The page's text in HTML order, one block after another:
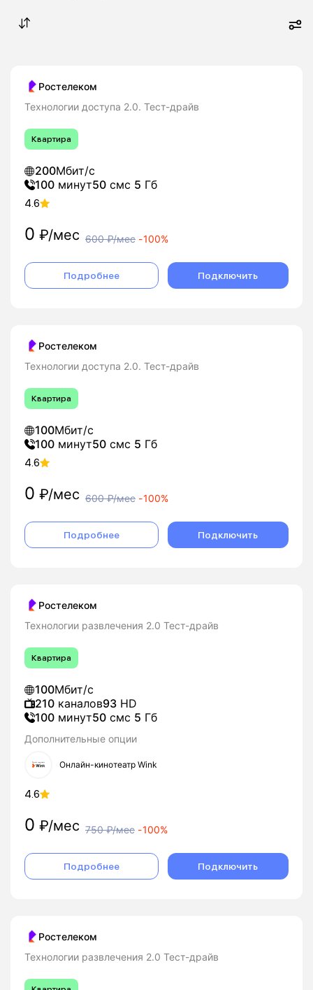
Ростелеком
Технологии доступа 2.0. Тест-драйв
Квартира
200Мбит/с
100 минут50 смс 5 Гб
4.6
0 ₽/мес 600₽/мес -100%
Подробнее Подключить
Ростелеком
Технологии доступа 2.0. Тест-драйв
Квартира
100Мбит/с
100 минут50 смс 5 Гб
4.6
0 ₽/мес 600₽/мес -100%
Подробнее Подключить
Ростелеком
Технологии развлечения 2.0 Тест-драйв
Квартира
100Мбит/с
210 каналов93 HD
100 минут50 смс 5 Гб
Дополнительные опции
Онлайн-кинотеатр Wink
4.6
0 ₽/мес 750₽/мес -100%
Подробнее Подключить
Ростелеком
Технологии развлечения 2.0 Тест-драйв